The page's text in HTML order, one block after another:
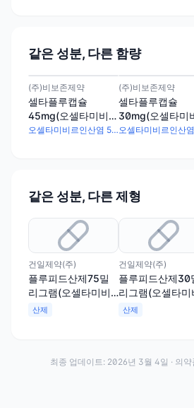
같은 성분, 다른 함량
(주)비보존제약
셀타플루캡슐
45mg(오셀타미비르
인산염)
오셀타미비르인산염 59.1mg
(주)비보존제약
셀타플루캡슐
30mg(오셀타미
인산염)
같은 성분, 다른 제형
건일제약(주)
플루피드산제75밀
리그램(오셀타미비
르인산염)
산제
건일제약(주)
플루피드산제30
리그램(오셀타미
르인산염)
산제
최종 업데이트: 2026년 3월 4일 · 의